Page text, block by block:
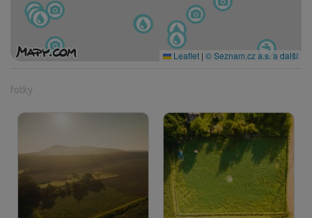
Leaflet | © Seznam.cz a.s. a další
fotky